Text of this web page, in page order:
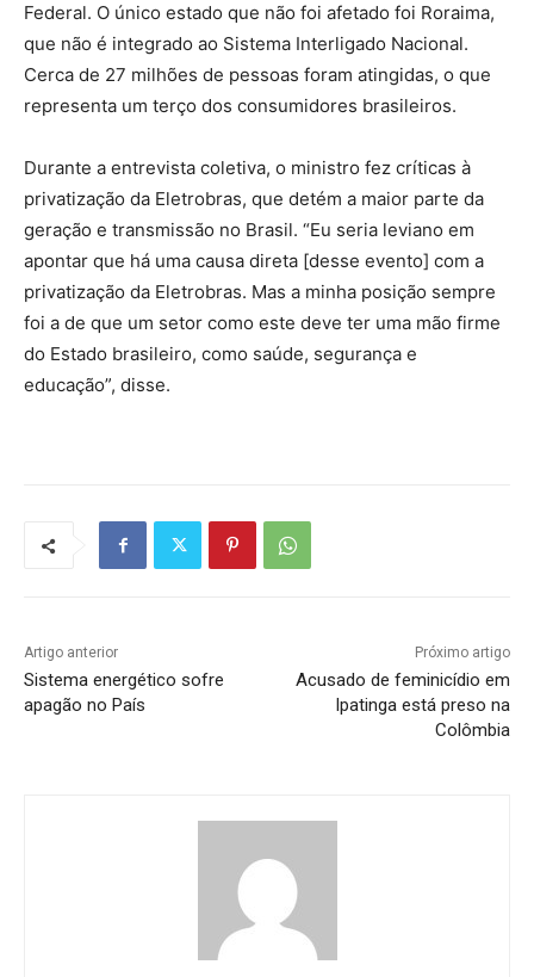
Federal. O único estado que não foi afetado foi Roraima,
que não é integrado ao Sistema Interligado Nacional.
Cerca de 27 milhões de pessoas foram atingidas, o que
representa um terço dos consumidores brasileiros.
Durante a entrevista coletiva, o ministro fez críticas à
privatização da Eletrobras, que detém a maior parte da
geração e transmissão no Brasil. “Eu seria leviano em
apontar que há uma causa direta [desse evento] com a
privatização da Eletrobras. Mas a minha posição sempre
foi a de que um setor como este deve ter uma mão firme
do Estado brasileiro, como saúde, segurança e
educação”, disse.
Artigo anterior
Sistema energético sofre
apagão no País
Próximo artigo
Acusado de feminicídio em
Ipatinga está preso na
Colômbia